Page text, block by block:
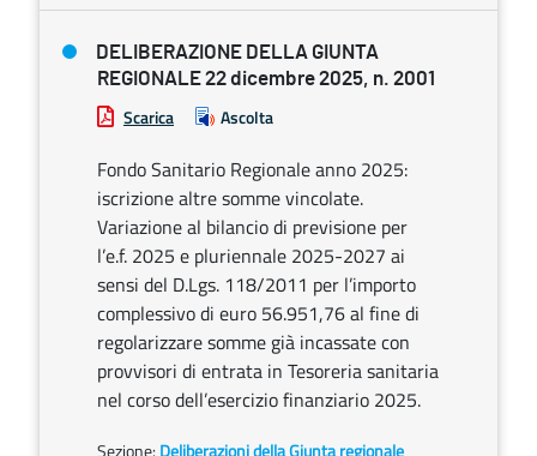
DELIBERAZIONE DELLA GIUNTA
REGIONALE 22 dicembre 2025, n. 2001
Scarica Ascolta
Fondo Sanitario Regionale anno 2025:
iscrizione altre somme vincolate.
Variazione al bilancio di previsione per
l’e.f. 2025 e pluriennale 2025-2027 ai
sensi del D.Lgs. 118/2011 per l’importo
complessivo di euro 56.951,76 al fine di
regolarizzare somme già incassate con
provvisori di entrata in Tesoreria sanitaria
nel corso dell’esercizio finanziario 2025.
Sezione: Deliberazioni della Giunta regionale